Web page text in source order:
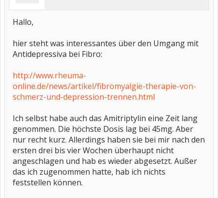
Hallo,
hier steht was interessantes über den Umgang mit
Antidepressiva bei Fibro:
http://www.rheuma-
online.de/news/artikel/fibromyalgie-therapie-von-
schmerz-und-depression-trennen.html
Ich selbst habe auch das Amitriptylin eine Zeit lang
genommen. Die höchste Dosis lag bei 45mg. Aber
nur recht kurz. Allerdings haben sie bei mir nach den
ersten drei bis vier Wochen überhaupt nicht
angeschlagen und hab es wieder abgesetzt. Außer
das ich zugenommen hatte, hab ich nichts
feststellen können.